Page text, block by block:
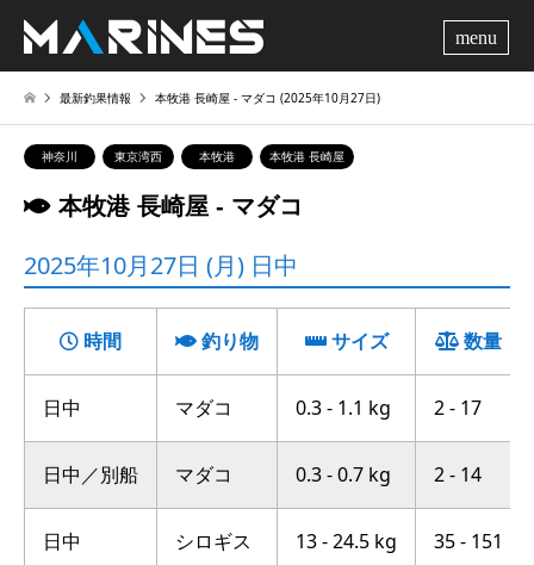
最新釣果情報 本牧港 長崎屋 ‐ マダコ (2025年10月27日)
神奈川 東京湾西 本牧港 本牧港 長崎屋
本牧港 長崎屋 ‐ マダコ
2025年10月27日 (月) 日中
時間 釣り物 サイズ 数量
日中 マダコ 0.3 - 1.1 kg 2 - 17
日中／別船 マダコ 0.3 - 0.7 kg 2 - 14
日中 シロギス 13 - 24.5 kg 35 - 151